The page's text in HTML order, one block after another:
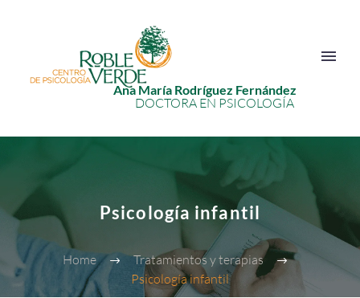
Ana María Rodríguez Fernández
DOCTORA EN PSICOLOGÍA
Psicología infantil
Home
Tratamientos y terapias
Psicología infantil